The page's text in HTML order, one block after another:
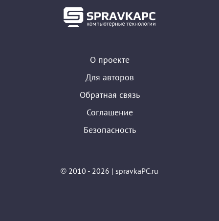
О проекте
Для авторов
Обратная связь
Соглашение
Безопасность
© 2010 - 2026 | spravkaPC.ru